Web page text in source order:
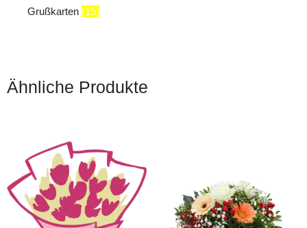
Grußkarten (15)
Ähnliche Produkte